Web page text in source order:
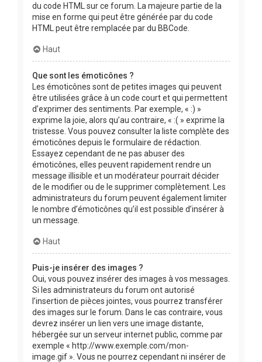
du code HTML sur ce forum. La majeure partie de la
mise en forme qui peut être générée par du code
HTML peut être remplacée par du BBCode.
Haut
Que sont les émoticônes ?
Les émoticônes sont de petites images qui peuvent
être utilisées grâce à un code court et qui permettent
d’exprimer des sentiments. Par exemple, « :) »
exprime la joie, alors qu’au contraire, « :( » exprime la
tristesse. Vous pouvez consulter la liste complète des
émoticônes depuis le formulaire de rédaction.
Essayez cependant de ne pas abuser des
émoticônes, elles peuvent rapidement rendre un
message illisible et un modérateur pourrait décider
de le modifier ou de le supprimer complètement. Les
administrateurs du forum peuvent également limiter
le nombre d’émoticônes qu’il est possible d’insérer à
un message.
Haut
Puis-je insérer des images ?
Oui, vous pouvez insérer des images à vos messages.
Si les administrateurs du forum ont autorisé
l’insertion de pièces jointes, vous pourrez transférer
des images sur le forum. Dans le cas contraire, vous
devrez insérer un lien vers une image distante,
hébergée sur un serveur internet public, comme par
exemple « http://www.exemple.com/mon-
image.gif ». Vous ne pourrez cependant ni insérer de